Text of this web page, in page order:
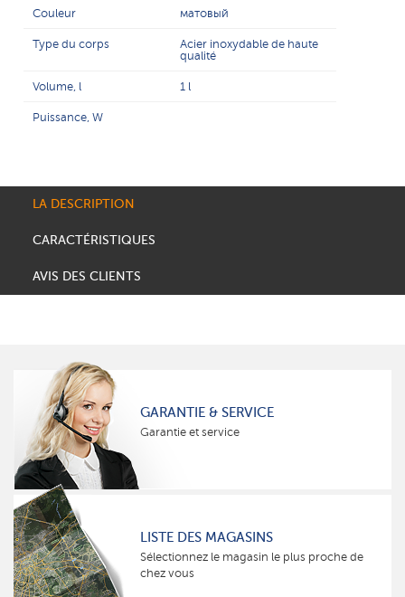
Couleur матовый
Type du corps
Acier inoxydable de haute
qualité
Volume, l 1 l
Puissance, W
LA DESCRIPTION
CARACTÉRISTIQUES
AVIS DES CLIENTS
GARANTIE & SERVICE
Garantie et service
LISTE DES MAGASINS
Sélectionnez le magasin le plus proche de
chez vous